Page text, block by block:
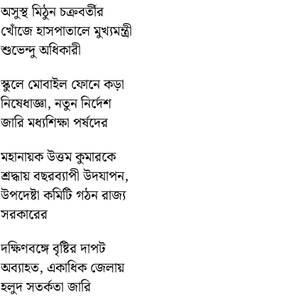
অসুস্থ মিঠুন চক্রবর্তীর
খোঁজে হাসপাতালে মুখ্যমন্ত্রী
শুভেন্দু অধিকারী
স্কুলে মোবাইল ফোনে কড়া
নিষেধাজ্ঞা, নতুন নির্দেশ
জারি মধ্যশিক্ষা পর্ষদের
মহানায়ক উত্তম কুমারকে
শ্রদ্ধায় বছরব্যাপী উদযাপন,
উপদেষ্টা কমিটি গঠন রাজ্য
সরকারের
দক্ষিণবঙ্গে বৃষ্টির দাপট
অব্যাহত, একাধিক জেলায়
হলুদ সতর্কতা জারি